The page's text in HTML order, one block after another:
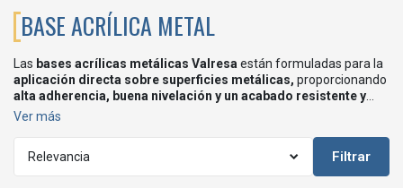
BASE ACRÍLICA METAL
Las bases acrílicas metálicas Valresa están formuladas para la
aplicación directa sobre superficies metálicas, proporcionando
alta adherencia, buena nivelación y un acabado resistente y
duradero.
Son ideales para
metálico y aplicaciones industriales,tanto en interior como en
exterior según el producto.
Ver más
Relevancia Filtrar